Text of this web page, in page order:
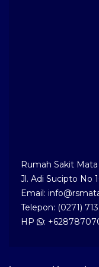
Rumah Sakit
Jl. Adi Sucipto No
Email:
Telepon: (0271)
HP
: